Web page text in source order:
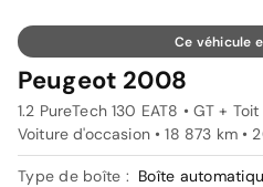
Ce véhicule
Peugeot 2008
1.2 PureTech 130 EAT8 • GT +
Voiture d'occasion • 18 873 km •
Type de boîte : Boîte